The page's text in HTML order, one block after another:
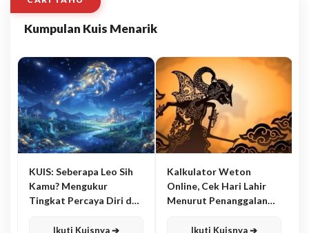
Kumpulan Kuis Menarik
KUIS: Seberapa Leo Sih
Kamu? Mengukur
Tingkat Percaya Diri dan
Ikuti Kuisnya ➔
Kalkulator Weton
Online, Cek Hari Lahir
Menurut Penanggalan
Ikuti Kuisnya ➔